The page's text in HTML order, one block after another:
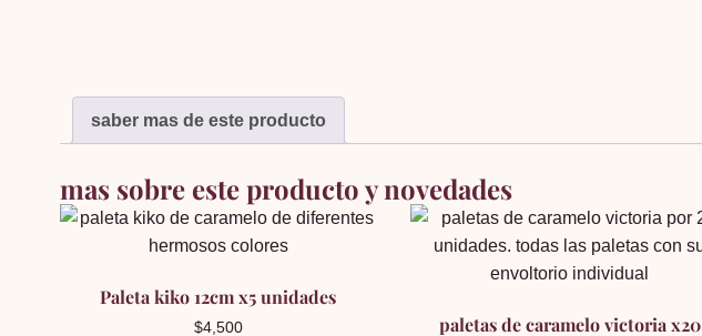
saber mas de este producto
mas sobre este producto y novedades
Paleta kiko 12cm x5 unidades
$4,500
paletas de caramelo victoria x20